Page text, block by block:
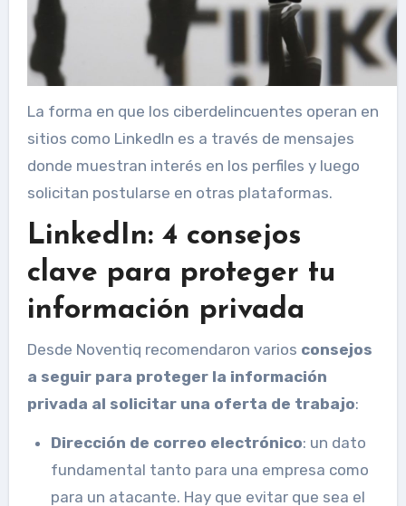
La forma en que los ciberdelincuentes operan en
sitios como LinkedIn es a través de mensajes
donde muestran interés en los perfiles y luego
solicitan postularse en otras plataformas.
LinkedIn: 4 consejos
clave para proteger tu
información privada
Desde Noventiq recomendaron varios consejos
a seguir para proteger la información
privada al solicitar una oferta de trabajo:
Dirección de correo electrónico: un dato
fundamental tanto para una empresa como
para un atacante. Hay que evitar que sea el